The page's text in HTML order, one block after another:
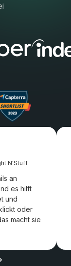
N'Stuff
an
es hilft
und
oder
macht sie